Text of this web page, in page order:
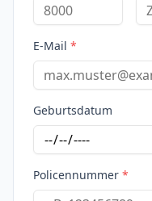
E-Mail *
Geburtsdatum
Policennummer *